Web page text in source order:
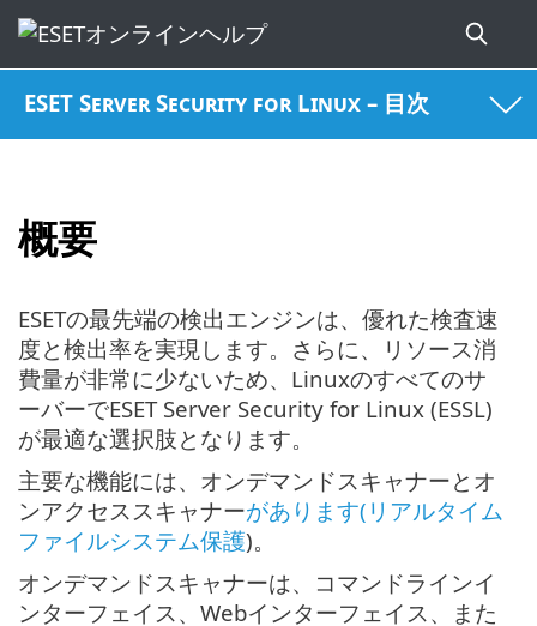
ESET Server Security for Linux – 目次
概要
ESETの最先端の検出エンジンは、優れた検査速
度と検出率を実現します。さらに、リソース消
費量が非常に少ないため、Linuxのすべてのサ
ーバーでESET Server Security for Linux (ESSL)
が最適な選択肢となります。
主要な機能には、オンデマンドスキャナーとオ
ンアクセススキャナーがあります(リアルタイム
ファイルシステム保護)。
オンデマンドスキャナーは、コマンドラインイ
ンターフェイス、Webインターフェイス、また